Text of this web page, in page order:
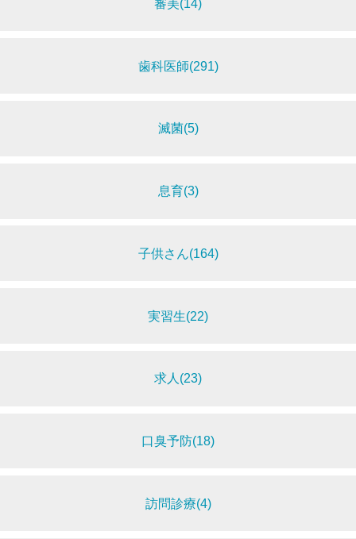
審美(14)
歯科医師(291)
滅菌(5)
息育(3)
子供さん(164)
実習生(22)
求人(23)
口臭予防(18)
訪問診療(4)